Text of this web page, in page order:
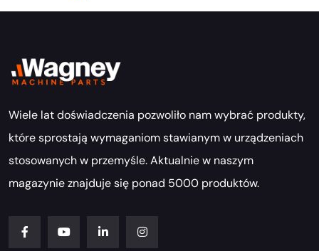
Wiele lat doświadczenia pozwoliło nam wybrać produkty,
które sprostają wymaganiom stawianym w urządzeniach
stosowanych w przemyśle. Aktualnie w naszym
magazynie znajduje się ponad 5000 produktów.